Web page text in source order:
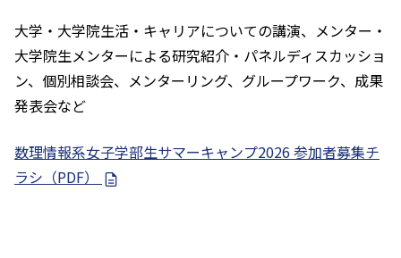
大学・大学院生活・キャリアについての講演、メンター・
大学院生メンターによる研究紹介・パネルディスカッショ
ン、個別相談会、メンターリング、グループワーク、成果
発表会など
数理情報系女子学部生サマーキャンプ2026 参加者募集チ
ラシ（PDF）